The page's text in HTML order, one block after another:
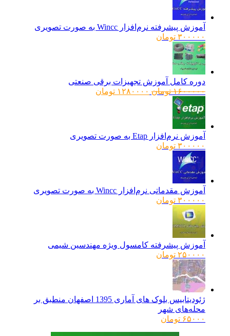
آموزش پیشرفته نرم‌افزار Wincc به صورت تصویری
۳۰۰۰۰۰ تومان
دوره کامل آموزش تجهیزات برقی صنعتی
۱۶۰۰۰۰۰ تومانقیمت
۱۲۸۰۰۰۰ تومانقیمت
آموزش نرم‌افزار Etap به صورت تصویری
۳۰۰۰۰۰ تومان
آموزش مقدماتی نرم‌افزار Wincc به صورت تصویری
۳۰۰۰۰۰ تومان
آموزش پیشرفته کامسول ویژه مهندسین شیمی
۲۵۰۰۰۰ تومان
ژئودیتابیس بلوک های آماری 1395 اصفهان منطبق بر
محله‌های شهر
۶۵۰۰۰ تومان